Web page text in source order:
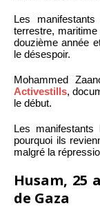
Les
terrestre,
douzième année
le désespoir.
Mohammed
Activestills,
le début.
Les manifestants
pourquoi ils
malgré la
Husam, 25
de Gaza